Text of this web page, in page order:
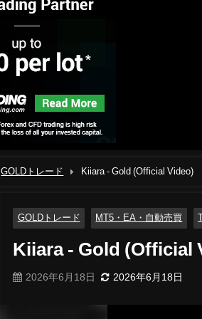
GOLDトレード Kiiara - Gold (Official Video)
GOLDトレード MT5・EA・自動売買
Kiiara - Gold (Official
2026年6月18日 2026年6月18日